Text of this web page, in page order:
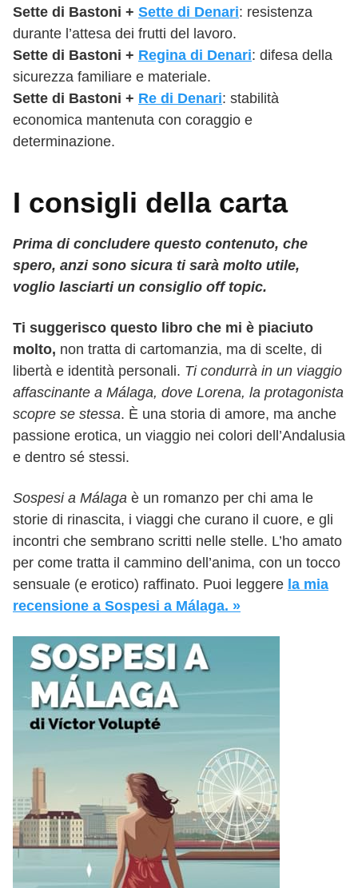
Sette di Bastoni + Sette di Denari: resistenza
durante l’attesa dei frutti del lavoro.
Sette di Bastoni + Regina di Denari: difesa della
sicurezza familiare e materiale.
Sette di Bastoni + Re di Denari: stabilità
economica mantenuta con coraggio e
determinazione.
I consigli della carta
Prima di concludere questo contenuto, che
spero, anzi sono sicura ti sarà molto utile,
voglio lasciarti un consiglio off topic.
Ti suggerisco questo libro che mi è piaciuto
molto, non tratta di cartomanzia, ma di scelte, di
libertà e identità personali. Ti condurrà in un viaggio
affascinante a Málaga, dove Lorena, la protagonista
scopre se stessa. È una storia di amore, ma anche
passione erotica, un viaggio nei colori dell’Andalusia
e dentro sé stessi.
Sospesi a Málaga è un romanzo per chi ama le
storie di rinascita, i viaggi che curano il cuore, e gli
incontri che sembrano scritti nelle stelle. L’ho amato
per come tratta il cammino dell’anima, con un tocco
sensuale (e erotico) raffinato. Puoi leggere la mia
recensione a Sospesi a Málaga. »